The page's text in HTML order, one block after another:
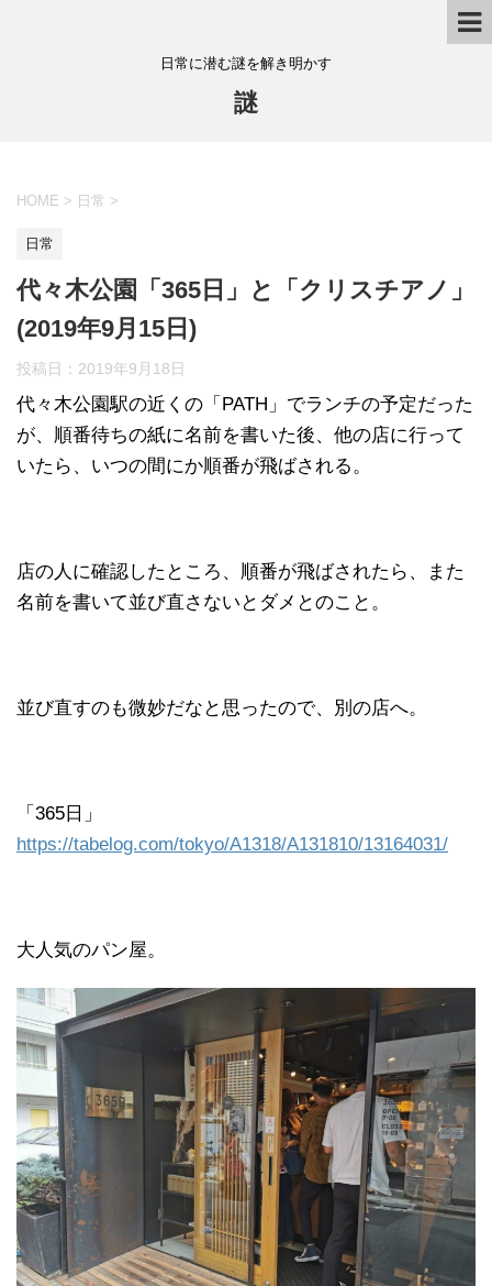
日常に潜む謎を解き明かす
謎
HOME > 日常 >
日常
代々木公園「365日」と「クリスチアノ」
(2019年9月15日)
投稿日： 2019年9月18日
代々木公園駅の近くの「PATH」でランチの予定だった
が、順番待ちの紙に名前を書いた後、他の店に行って
いたら、いつの間にか順番が飛ばされる。
店の人に確認したところ、順番が飛ばされたら、また
名前を書いて並び直さないとダメとのこと。
並び直すのも微妙だなと思ったので、別の店へ。
「365日」
https://tabelog.com/tokyo/A1318/A131810/13164031/
大人気のパン屋。